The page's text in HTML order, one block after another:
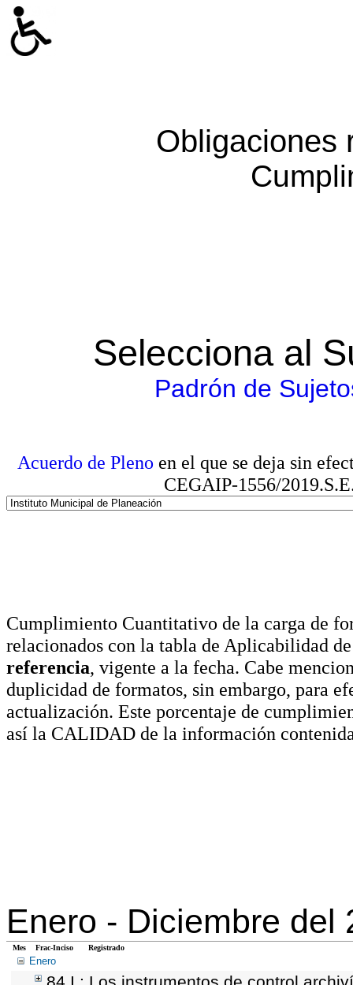
Obligaciones
Selecciona al
Padrón de
Acuerdo de Pleno en el que se deja sin
CEGAIP-1556/
Cumplimiento Cuantitativo de la carga de
relacionados con la tabla de Aplicabilidad
referencia, vigente a la fecha. Cabe
duplicidad de formatos, sin embargo, para
actualización. Este porcentaje de
así la CALIDAD de la información
Enero - Diciembre del
Mes Frac-Inciso Registrado
Enero